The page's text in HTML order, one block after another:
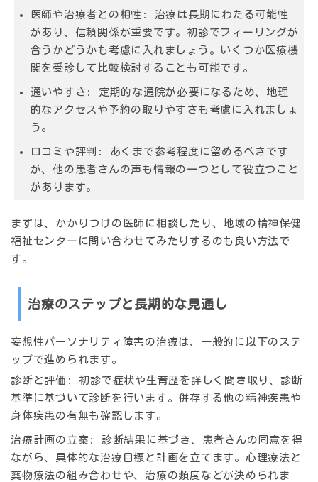
医師や治療者との相性: 治療は長期にわたる可能性
があり、信頼関係が重要です。初診でフィーリングが
合うかどうかも考慮に入れましょう。いくつか医療機
関を受診して比較検討することも可能です。
通いやすさ: 定期的な通院が必要になるため、地理
的なアクセスや予約の取りやすさも考慮に入れましょ
う。
口コミや評判: あくまで参考程度に留めるべきです
が、他の患者さんの声も情報の一つとして役立つこと
があります。
まずは、かかりつけの医師に相談したり、地域の精神保健
福祉センターに問い合わせてみたりするのも良い方法で
す。
治療のステップと長期的な見通し
妄想性パーソナリティ障害の治療は、一般的に以下のステ
ップで進められます。
診断と評価: 初診で症状や生育歴を詳しく聞き取り、診断
基準に基づいて診断を行います。併存する他の精神疾患や
身体疾患の有無も確認します。
治療計画の立案: 診断結果に基づき、患者さんの同意を得
ながら、具体的な治療目標と計画を立てます。心理療法と
薬物療法の組み合わせや、治療の頻度などが決められま